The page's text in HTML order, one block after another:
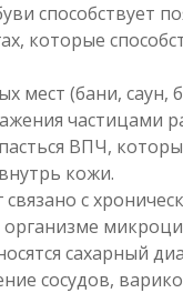
способствует
которые
мест (бани, саун,
частицами
ВПЧ,
кожи.
с
сахарный
сосудов,